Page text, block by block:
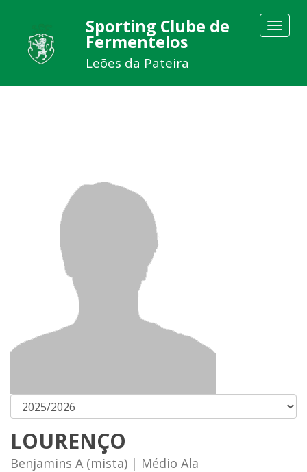
Toggle
Sporting Clube de
Fermentelos
Leões da Pateira
LOURENÇO
Benjamins A (mista) | Médio Ala